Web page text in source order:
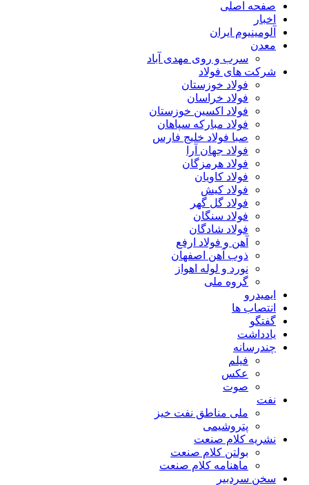
صفحه اصلی
اخبار
آلومینیوم ایران
معدن
سرب و روی مهدی آباد
شرکت های فولاد
فولاد خوزستان
فولاد خراسان
فولاد اکسین خوزستان
فولاد مبارکه سپاهان
صبا فولاد خلیج فارس
فولاد جهان آرا
فولاد هرمزگان
فولاد کاویان
فولاد کیش
فولاد گل گهر
فولاد سنگان
فولاد شادگان
آهن و فولاد ارفع
ذوب آهن اصفهان
نورد و لوله اهواز
گروه ملی
ایمیدرو
انتصاب ها
گفتگو
یادداشت
چندرسانه
فیلم
عکس
صوت
نفت
ملی مناطق نفت خیز
پتروشیمی
نشریه کلام صنعت
بولتن کلام صنعت
ماهنامه کلام صنعت
سخن سردبیر